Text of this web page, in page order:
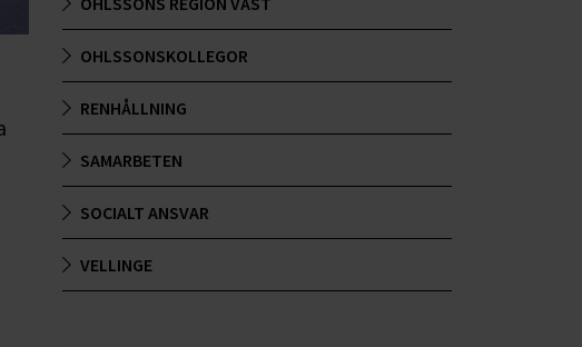
OHLSSONSKOLLEGOR
RENHÅLLNING
SAMARBETEN
SOCIALT ANSVAR
VELLINGE